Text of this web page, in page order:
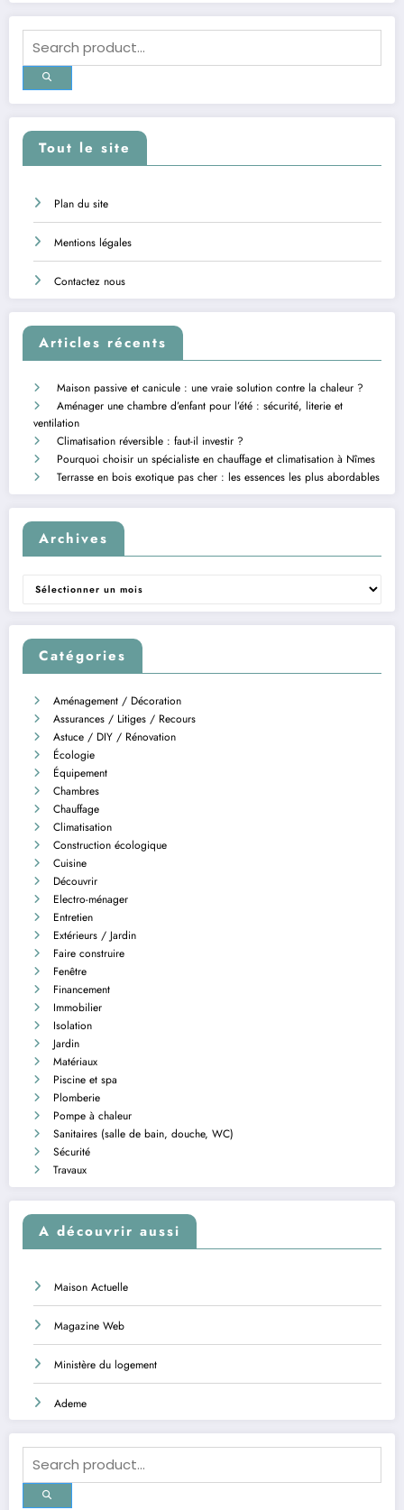
Tout le site
Plan du site
Mentions légales
Contactez nous
Articles récents
Maison passive et canicule : une vraie solution contre la chaleur ?
Aménager une chambre d’enfant pour l’été : sécurité, literie et
ventilation
Climatisation réversible : faut-il investir ?
Pourquoi choisir un spécialiste en chauffage et climatisation à Nîmes
Terrasse en bois exotique pas cher : les essences les plus abordables
Archives
Archives
Catégories
Aménagement / Décoration
Assurances / Litiges / Recours
Astuce / DIY / Rénovation
Écologie
Équipement
Chambres
Chauffage
Climatisation
Construction écologique
Cuisine
Découvrir
Electro-ménager
Entretien
Extérieurs / Jardin
Faire construire
Fenêtre
Financement
Immobilier
Isolation
Jardin
Matériaux
Piscine et spa
Plomberie
Pompe à chaleur
Sanitaires (salle de bain, douche, WC)
Sécurité
Travaux
A découvrir aussi
Maison Actuelle
Magazine Web
Ministère du logement
Ademe